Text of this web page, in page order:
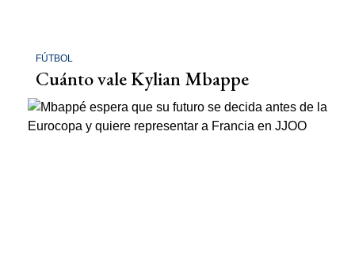
FÚTBOL
Cuánto vale Kylian Mbappe